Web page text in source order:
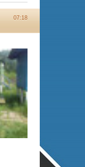
07:18